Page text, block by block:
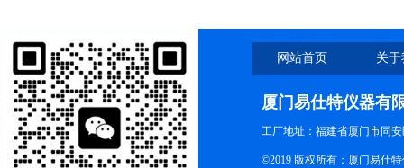
网站首页 关
厦门易仕特仪器有
工厂地址：福建省厦门市同
©2019 版权所有：厦门易仕